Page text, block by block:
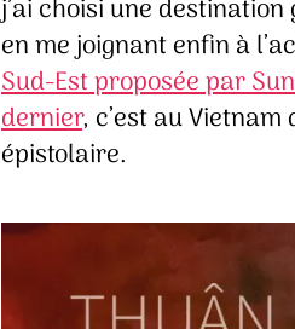
j’ai choisi une
en me joignant enfin à
Sud-Est proposée par
dernier, c’est au
épistolaire.